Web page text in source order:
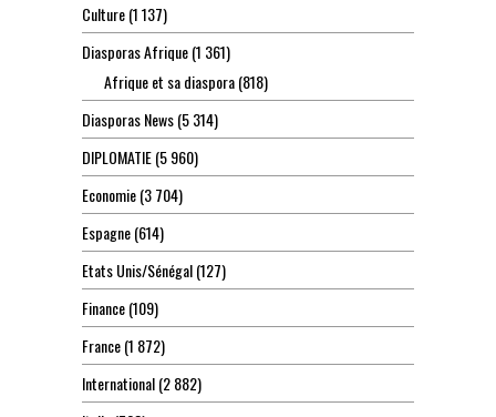
Culture(1 137)
Diasporas Afrique(1 361)
Afrique et sa diaspora(818)
Diasporas News(5 314)
DIPLOMATIE(5 960)
Economie(3 704)
Espagne(614)
Etats Unis/Sénégal(127)
Finance(109)
France(1 872)
International(2 882)